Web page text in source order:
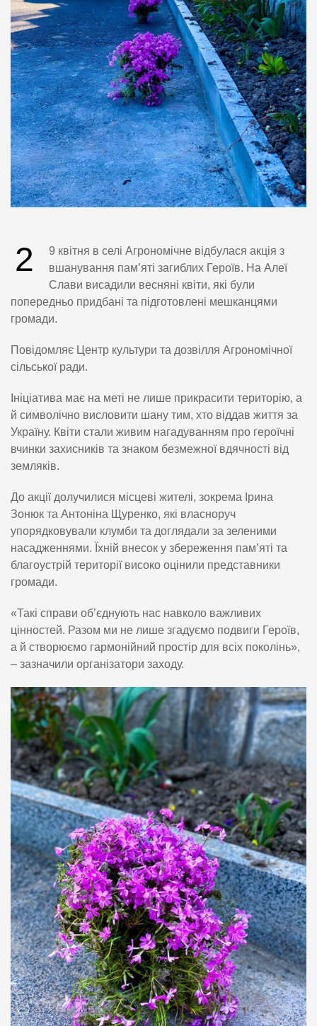
2
9 квітня в селі Агрономічне відбулася акція з
вшанування пам’яті загиблих Героїв. На Алеї
Слави висадили весняні квіти, які були
попередньо придбані та підготовлені мешканцями
громади.
Повідомляє Центр культури та дозвілля Агрономічної
сільської ради.
Ініціатива має на меті не лише прикрасити територію, а
й символічно висловити шану тим, хто віддав життя за
Україну. Квіти стали живим нагадуванням про героїчні
вчинки захисників та знаком безмежної вдячності від
земляків.
До акції долучилися місцеві жителі, зокрема Ірина
Зонюк та Антоніна Щуренко, які власноруч
упорядковували клумби та доглядали за зеленими
насадженнями. Їхній внесок у збереження пам’яті та
благоустрій території високо оцінили представники
громади.
«Такі справи об’єднують нас навколо важливих
цінностей. Разом ми не лише згадуємо подвиги Героїв,
а й створюємо гармонійний простір для всіх поколінь»,
– зазначили організатори заходу.